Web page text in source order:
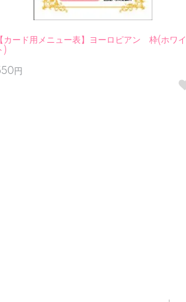
【カード用メニュー表】ヨーロピアン 枠(ホワイ
)
円